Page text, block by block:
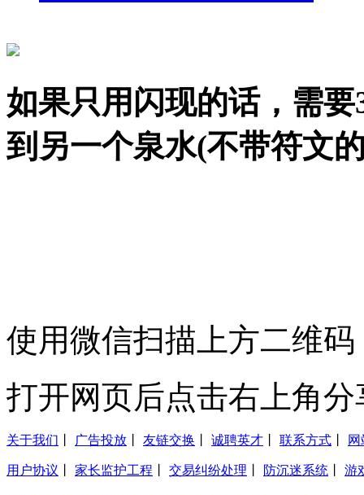
如果只用闪现的话，需
到另一个泉水(不带符文
使用微信扫描上方二维码
打开网页后点击右上角分
关于我们 广告投放 友链交换 诚聘英才 联系方式
用户协议 家长监护工程 交易纠纷处理 防沉迷系统 游